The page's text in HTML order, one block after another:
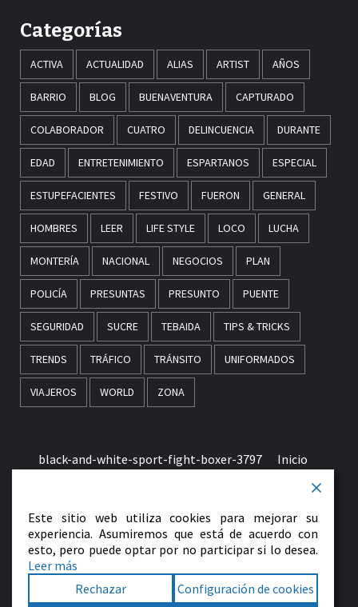
Categorías
ACTIVA ACTUALIDAD ALIAS ARTIST AÑOS
BARRIO BLOG BUENAVENTURA CAPTURADO
COLABORADOR CUATRO DELINCUENCIA DURANTE
EDAD ENTRETENIMIENTO ESPARTANOS ESPECIAL
ESTUPEFACIENTES FESTIVO FUERON GENERAL
HOMBRES LEER LIFE STYLE LOCO LUCHA
MONTERÍA NACIONAL NEGOCIOS PLAN
POLICÍA PRESUNTAS PRESUNTO PUENTE
SEGURIDAD SUCRE TEBAIDA TIPS & TRICKS
TRENDS TRÁFICO TRÁNSITO UNIFORMADOS
VIAJEROS WORLD ZONA
black-and-white-sport-fight-boxer-3797 Inicio
early-morning-in-monaco-picjumbo-com
Facebook LinkedIn
VK YouTubeInstagram
Este sitio web utiliza cookies para mejorar su
experiencia. Asumiremos que está de acuerdo con
esto, pero puede optar por no participar si lo desea.
Leer más
Rechazar
Configuración de cookies